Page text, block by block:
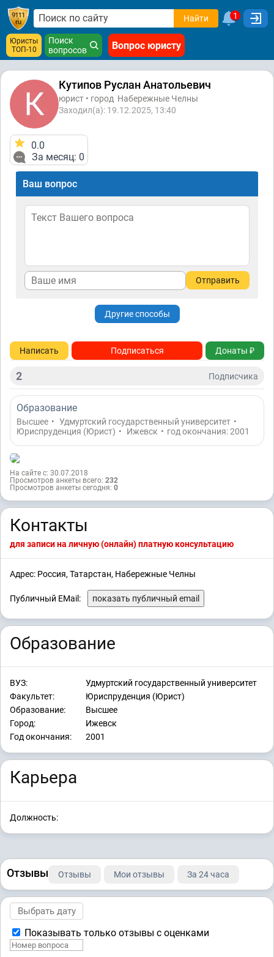
Найти 1
Юристы
ТОП-10
Поиск
вопросов
Вопрос юристу
Кутипов Руслан Анатольевич
юрист • город Набережные Челны
Заходил(а): 19.12.2025, 13:40
0.0
За месяц: 0
Ваш вопрос
Отправить
Другие способы
Написать Подписаться Донаты ₽
2 Подписчикa
Образование
Высшее • Удмуртский государственный университет •
Юриспруденция (Юрист) • Ижевск • год окончания: 2001
На сайте с: 30.07.2018
Просмотров анкеты всего: 232
Просмотров анкеты сегодня: 0
Контакты
для записи на личную (онлайн) платную консультацию
Адрес: Россия, Татарстан, Набережные Челны
Публичный EMail: показать публичный email
Образование
ВУЗ:
Удмуртский государственный университет
Факультет:
Юриспруденция (Юрист)
Образование:
Высшее
Город:
Ижевск
Год окончания:
2001
Карьера
Должность:
Отзывы Отзывы Мои отзывы За 24 часа
Показывать только отзывы с оценками